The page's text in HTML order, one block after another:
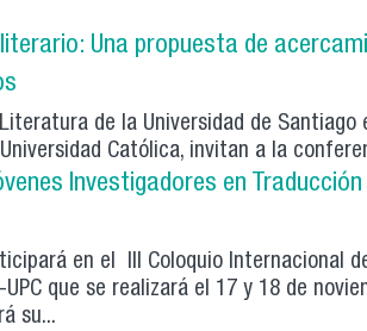
Una propuesta de
de la Universidad de
Católica, invitan a la
Investigadores en
en el III Coloquio Internacional
que se realizará el 17 y 18 de
su...